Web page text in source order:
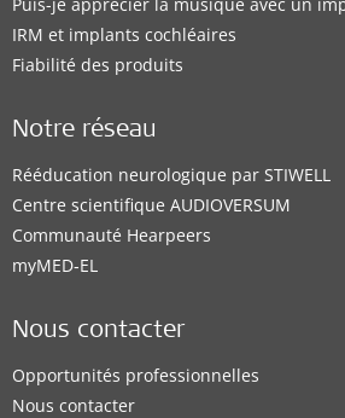
IRM et implants cochléaires
Fiabilité des produits
Notre réseau
Rééducation neurologique par STIWELL
Centre scientifique AUDIOVERSUM
Communauté Hearpeers
myMED‑EL
Nous contacter
Opportunités professionnelles
Nous contacter